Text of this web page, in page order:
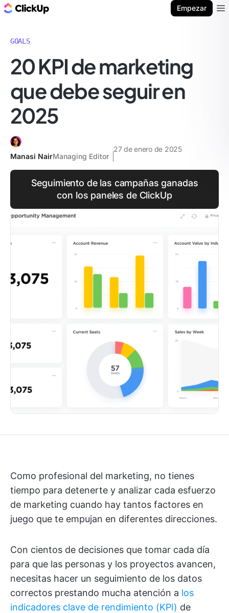
Empezar
GOALS
20 KPI de marketing
que debe seguir en
2025
Manasi NairManaging Editor
27 de enero de 2025
Seguimiento de las campañas ganadas
con los paneles de ClickUp
Como profesional del marketing, no tienes
tiempo para detenerte y analizar cada esfuerzo
de marketing cuando hay tantos factores en
juego que te empujan en diferentes direcciones.
Con cientos de decisiones que tomar cada día
para que las personas y los proyectos avancen,
necesitas hacer un seguimiento de los datos
correctos prestando mucha atención a los
indicadores clave de rendimiento (KPI) de